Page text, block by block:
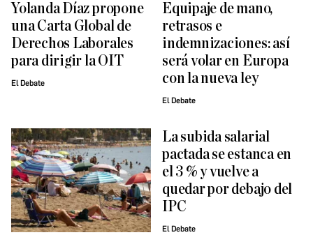
Yolanda Díaz propone
una Carta Global de
Derechos Laborales
para dirigir la OIT
El Debate
Equipaje de mano,
retrasos e
indemnizaciones: así
será volar en Europa
con la nueva ley
El Debate
La subida salarial
pactada se estanca en
el 3 % y vuelve a
quedar por debajo del
IPC
El Debate